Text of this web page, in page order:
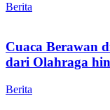
Berita
Cuaca Berawan
dari Olahraga
Berita